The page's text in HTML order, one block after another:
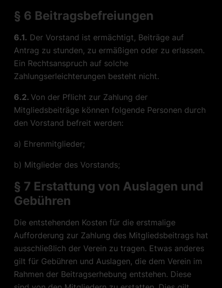
§ 6 Beitragsbefreiungen
6.1. Der Vorstand ist ermächtigt, Beiträge auf
Antrag zu stunden, zu ermäßigen oder zu erlassen.
Ein Rechtsanspruch auf solche
Zahlungserleichterungen besteht nicht.
6.2. Von der Pflicht zur Zahlung der
Mitgliedsbeiträge können folgende Personen durch
den Vorstand befreit werden:
a) Ehrenmitglieder;
b) Mitglieder des Vorstands;
§ 7 Erstattung von Auslagen und
Gebühren
Die entstehenden Kosten für die erstmalige
Aufforderung zur Zahlung des Mitgliedsbeitrags hat
ausschließlich der Verein zu tragen. Etwas anderes
gilt für Gebühren und Auslagen, die dem Verein im
Rahmen der Beitragserhebung entstehen. Diese